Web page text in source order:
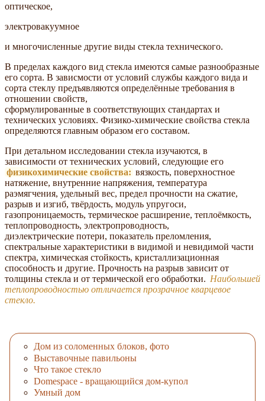
оптическое,
электровакуумное
и многочисленные другие виды стекла технического.
В пределах каждого вид стекла имеются самые разнообразные
его сорта. В зависмости от условий службы каждого вида и
сорта стеклу предъявляются определённые требования в
отношении свойств,
сформулированные в соответствующих стандартах и
технических условиях. Физико-химические свойства стекла
определяются главным образом его составом.
При детальном исследовании стекла изучаются, в
зависимости от технических условий, следующие его
физикохимические свойства: вязкость, поверхностное
натяжение, внутренние напряжения, температура
раэмягчения, удельный вес, предел прочности на сжатие,
разрыв и изгиб, твёрдость, модуль упругоси,
газопроницаемость, термическое расширение, теплоёмкость,
теплопроводность, электропроводность,
диэлектрические потери, показатель преломления,
спектральные характеристики в видимой и невидимой части
спектра, химическая стойкость, кристаллизационная
способность и другие. Прочность на разрыв зависит от
толщины стекла и от термической его обработки. Наибольшей
теплопроводностью отличается прозрачное кварцевое
стекло.
Дом из соломенных блоков, фото
Выставочные павильоны
Что такое стекло
Domespace - вращающийся дом-купол
Умный дом